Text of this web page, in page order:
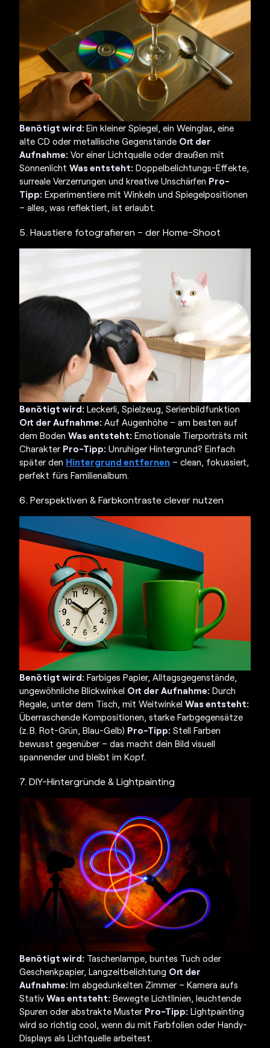
Benötigt wird:Ein kleiner Spiegel, ein Weinglas, eine
alte CD oder metallische Gegenstände Ort der
Aufnahme: Vor einer Lichtquelle oder draußen mit
Sonnenlicht Was entsteht: Doppelbelichtungs-Effekte,
surreale Verzerrungen und kreative Unschärfen Pro-
Tipp: Experimentiere mit Winkeln und Spiegelpositionen
– alles, was reflektiert, ist erlaubt.
5. Haustiere fotografieren – der Home-Shoot
Benötigt wird: Leckerli, Spielzeug, Serienbildfunktion
Ort der Aufnahme: Auf Augenhöhe – am besten auf
dem Boden Was entsteht: Emotionale Tierporträts mit
Charakter Pro-Tipp: Unruhiger Hintergrund? Einfach
später den Hintergrund entfernen – clean, fokussiert,
perfekt fürs Familienalbum.
6. Perspektiven & Farbkontraste clever nutzen
Benötigt wird: Farbiges Papier, Alltagsgegenstände,
ungewöhnliche Blickwinkel Ort der Aufnahme: Durch
Regale, unter dem Tisch, mit Weitwinkel Was entsteht:
Überraschende Kompositionen, starke Farbgegensätze
(z. B. Rot-Grün, Blau-Gelb) Pro-Tipp: Stell Farben
bewusst gegenüber – das macht dein Bild visuell
spannender und bleibt im Kopf.
7. DIY-Hintergründe & Lightpainting
Benötigt wird: Taschenlampe, buntes Tuch oder
Geschenkpapier, Langzeitbelichtung Ort der
Aufnahme:Im abgedunkelten Zimmer – Kamera aufs
Stativ Was entsteht: Bewegte Lichtlinien, leuchtende
Spuren oder abstrakte Muster Pro-Tipp: Lightpainting
wird so richtig cool, wenn du mit Farbfolien oder Handy-
Displays als Lichtquelle arbeitest.